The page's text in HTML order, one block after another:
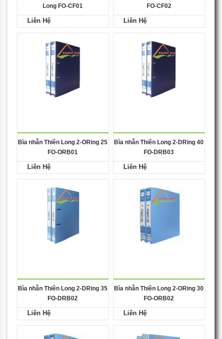
Long FO-CF01
Liên Hệ
FO-CF02
Liên Hệ
Bìa nhẫn Thiên Long 2-ORing 25
FO-ORB01
Liên Hệ
Bìa nhẫn Thiên Long 2-DRing 40
FO-DRB03
Liên Hệ
Bìa nhẫn Thiên Long 2-DRing 35
FO-DRB02
Liên Hệ
Bìa nhẫn Thiên Long 2-ORing 30
FO-ORB02
Liên Hệ